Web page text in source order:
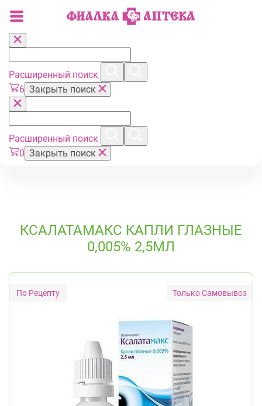
Расширенный поиск
6 Закрыть поиск
Расширенный поиск
0 Закрыть поиск
КСАЛАТАМАКС КАПЛИ ГЛАЗНЫЕ
0,005% 2,5МЛ
Только Самовывоз